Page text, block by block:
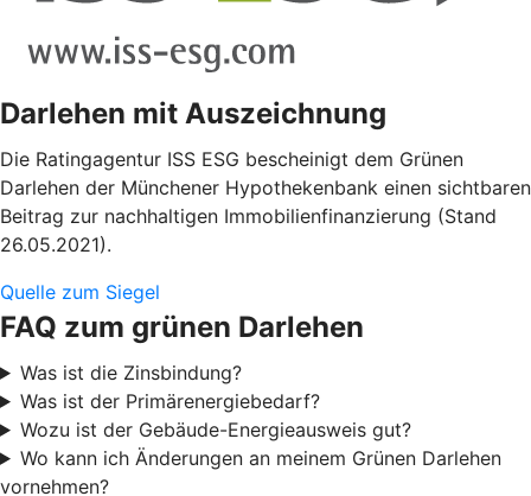
Darlehen mit Auszeichnung
Die Ratingagentur ISS ESG bescheinigt dem Grünen
Darlehen der Münchener Hypothekenbank einen sichtbaren
Beitrag zur nachhaltigen Immobilienfinanzierung (Stand
26.05.2021).
Quelle zum Siegel
FAQ zum grünen Darlehen
Was ist die Zinsbindung?
Was ist der Primärenergiebedarf?
Wozu ist der Gebäude-Energieausweis gut?
Wo kann ich Änderungen an meinem Grünen Darlehen
vornehmen?